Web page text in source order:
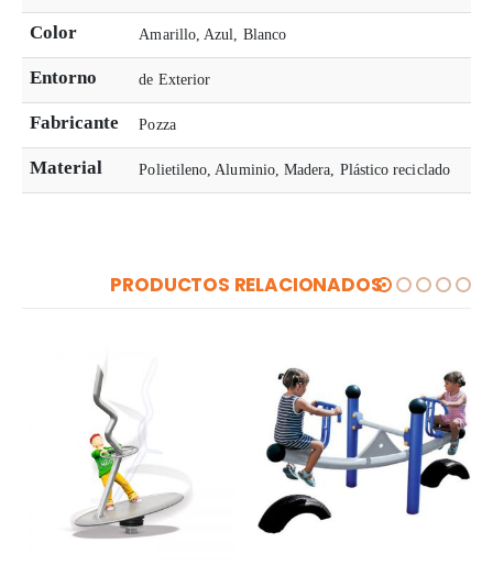
Color Amarillo, Azul, Blanco
Entorno de Exterior
Fabricante Pozza
Material Polietileno, Aluminio, Madera, Plástico reciclado
PRODUCTOS RELACIONADOS